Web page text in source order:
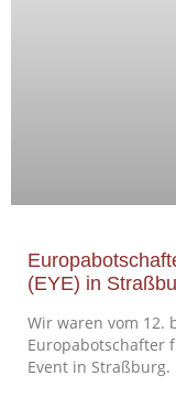
(EYE) in
Wir waren vom 12.
Europabotschafter
Event in